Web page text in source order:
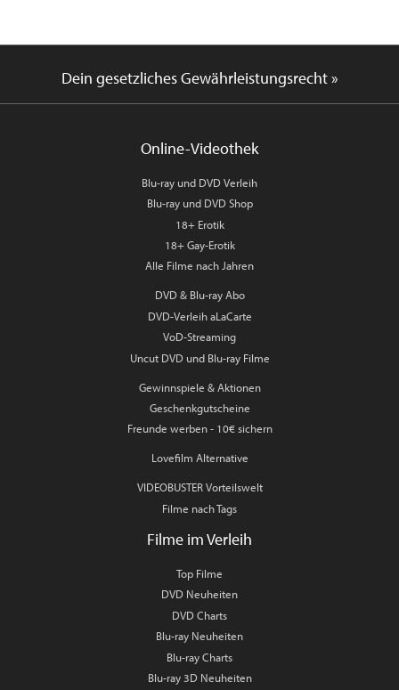
Dein gesetzliches Gewährleistungsrecht »
Online-Videothek
Blu-ray und DVD Verleih
Blu-ray und DVD Shop
18+ Erotik
18+ Gay-Erotik
Alle Filme nach Jahren
DVD & Blu-ray Abo
DVD-Verleih aLaCarte
VoD-Streaming
Uncut DVD und Blu-ray Filme
Gewinnspiele & Aktionen
Geschenkgutscheine
Freunde werben - 10€ sichern
Lovefilm Alternative
VIDEOBUSTER Vorteilswelt
Filme nach Tags
Filme im Verleih
Top Filme
DVD Neuheiten
DVD Charts
Blu-ray Neuheiten
Blu-ray Charts
Blu-ray 3D Neuheiten